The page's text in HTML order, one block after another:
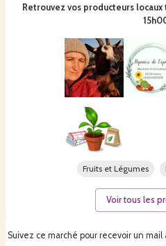
Suivez ce marché pour recevoir un
Retrouvez vos producteurs locaux
Fruits et Légumes
Voir tous les